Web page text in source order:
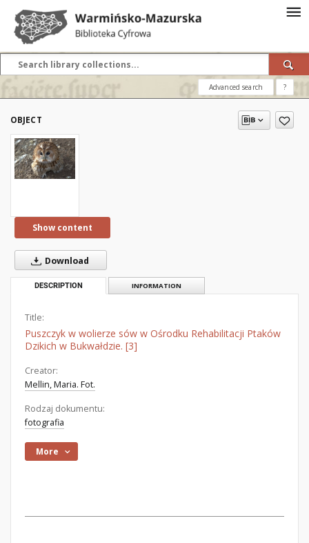
Advanced search ?
OBJECT
Show content
Download
DESCRIPTION INFORMATION
Title:
Puszczyk w wolierze sów w Ośrodku Rehabilitacji Ptaków
Dzikich w Bukwałdzie. [3]
Creator:
Mellin, Maria. Fot.
Rodzaj dokumentu:
fotografia
More